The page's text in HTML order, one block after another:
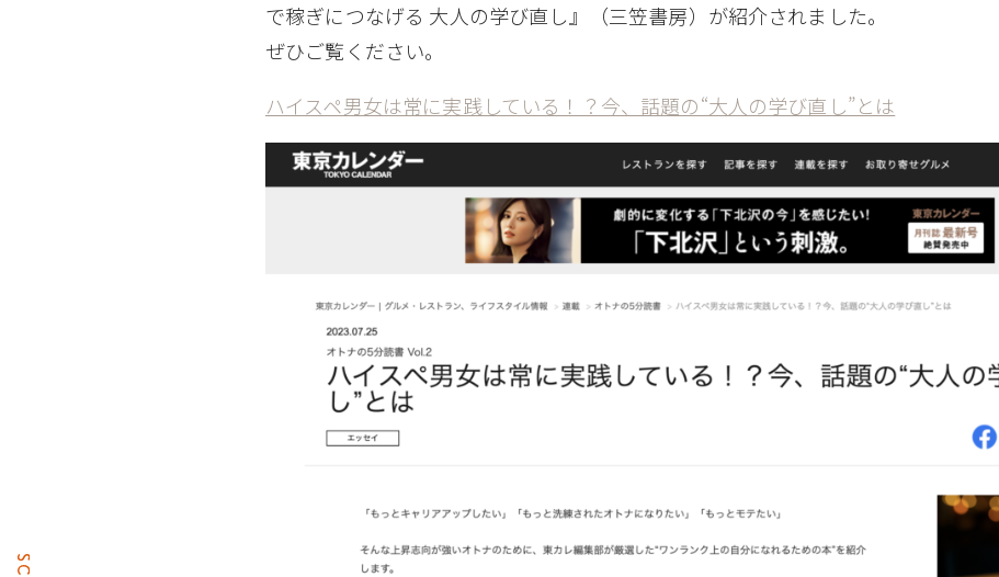
で稼ぎにつなげる 大人の学び直し』（三笠書房）が紹介されました。
ぜひご覧ください。
ハイスペ男女は常に実践している！？今、話題の“大人の学び直し”とは